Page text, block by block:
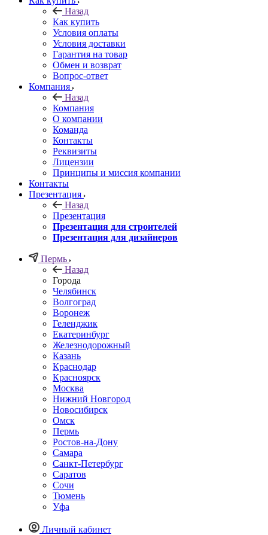
Назад
Как купить
Условия оплаты
Условия доставки
Гарантия на товар
Обмен и возврат
Вопрос-ответ
Компания
Назад
Компания
О компании
Команда
Контакты
Реквизиты
Лицензии
Принципы и миссия компании
Контакты
Презентация
Назад
Презентация
Презентация для строителей
Презентация для дизайнеров
Пермь
Назад
Города
Челябинск
Волгоград
Воронеж
Геленджик
Екатеринбург
Железнодорожный
Казань
Краснодар
Красноярск
Москва
Нижний Новгород
Новосибирск
Омск
Пермь
Ростов-на-Дону
Самара
Санкт-Петербург
Саратов
Сочи
Тюмень
Уфа
Личный кабинет